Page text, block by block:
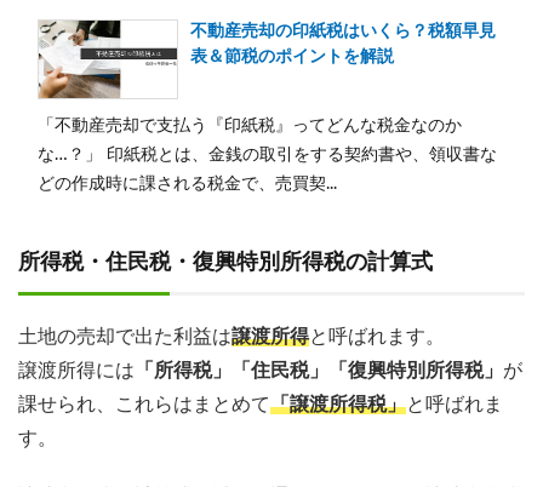
不動産売却の印紙税はいくら？税額早見
表＆節税のポイントを解説
「不動産売却で支払う『印紙税』ってどんな税金なのか
な…？」 印紙税とは、金銭の取引をする契約書や、領収書な
どの作成時に課される税金で、売買契...
所得税・住民税・復興特別所得税の計算式
土地の売却で出た利益は譲渡所得と呼ばれます。
譲渡所得には 「所得税」「住民税」「復興特別所得税」 が
課せられ、これらはまとめて「譲渡所得税」と呼ばれま
す。